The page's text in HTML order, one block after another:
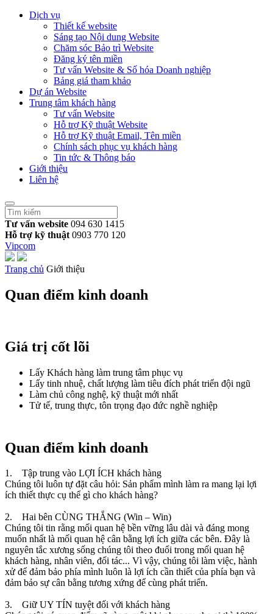
Dịch vụ
Thiết kế website
Sáng tạo Nội dung Website
Chăm sóc Bảo trì Website
Đăng ký tên miền
Tư vấn Website & Số hóa Doanh nghiệp
Bảng giá tham khảo
Dự án Website
Trung tâm khách hàng
Tư vấn Website
Hỗ trợ Kỹ thuật Website
Hỗ trợ Kỹ thuật Email, Tên miền
Chính sách phục vụ khách hàng
Tin tức & Thông báo
Giới thiệu
Liên hệ
Tư vấn website 094 630 1415
Hỗ trợ kỹ thuật 0903 770 120
Vipcom
Trang chủ Giới thiệu
Quan điểm kinh doanh
Giá trị cốt lõi
Lấy Khách hàng làm trung tâm phục vụ
Lấy tinh nhuệ, chất lượng làm tiêu đích phát triển đội ngũ
Làm chủ công nghệ, kỹ thuật mới nhất
Tử tế, trung thực, tôn trọng đạo đức nghề nghiệp
Quan điểm kinh doanh
1. Tập trung vào LỢI ÍCH khách hàng
Chúng tôi luôn tự đặt câu hỏi: Sản phẩm mình làm ra mang lại lợi
ích thiết thực cụ thể gì cho khách hàng?
2. Hai bên CÙNG THẮNG (Win – Win)
Chúng tôi tin rằng mối quan hệ bền vững lâu dài và đáng mong
muốn nhất là mối quan hệ cân bằng lợi ích giữa các bên. Đây là
nguyên tắc xương sống chúng tôi theo đuổi trong mối quan hệ
khách hàng, nhân viên, đối tác... Vì vậy, chúng tôi làm việc, hành
xử để đảm bảo phía mình luôn là lợi ích cần thiết của phía bạn và
đảm bảo sự cân bằng tương xứng để cùng phát triển.
3. Giữ UY TÍN tuyệt đối với khách hàng